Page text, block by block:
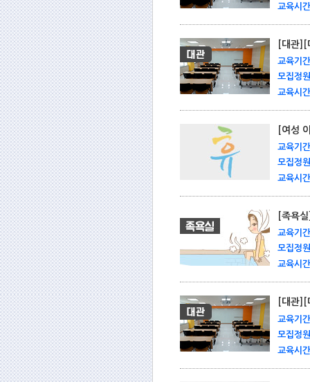
교육시
[대관
교육기
모집정
교육시
[여성
교육기
모집정
교육시
[족욕
교육기
모집정
교육시
[대관
교육기
모집정
교육시